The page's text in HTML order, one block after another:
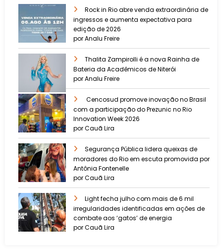
Rock in Rio abre venda extraordinária de
ingressos e aumenta expectativa para
edição de 2026
por Analu Freire
Thalita Zampirolli é a nova Rainha de
Bateria da Acadêmicos de Niterói
por Analu Freire
Cencosud promove inovação no Brasil
com a participação do Prezunic no Rio
Innovation Week 2026
por Cauã Lira
​Segurança Pública lidera queixas de
moradores do Rio em escuta promovida por
Antônia Fontenelle
por Cauã Lira
Light fecha julho com mais de 6 mil
irregularidades identificadas em ações de
combate aos ‘gatos’ de energia
por Cauã Lira